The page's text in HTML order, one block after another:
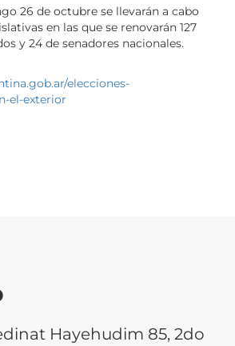
26 de octubre se llevarán a cabo
en las que se renovarán 127
y 24 de senadores nacionales.
elecciones-
el-exterior
Hayehudim 85, 2do